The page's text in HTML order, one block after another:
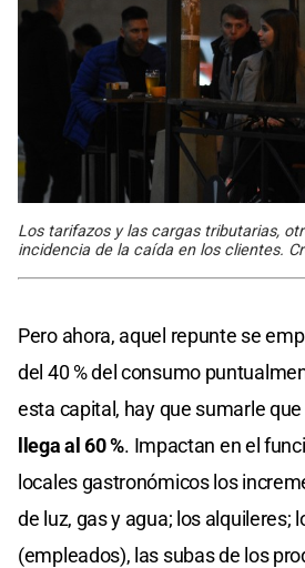
Los tarifazos y las cargas tributarias,
incidencia de la caída en los clientes.
Pero ahora, aquel repunte se
del 40 % del consumo
esta capital, hay que sumarle que
llega al 60 %. Impactan en el
locales gastronómicos los
de luz, gas y agua; los alquileres;
(empleados), las subas de los